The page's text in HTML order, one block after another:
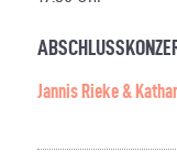
Jannis Rieke &